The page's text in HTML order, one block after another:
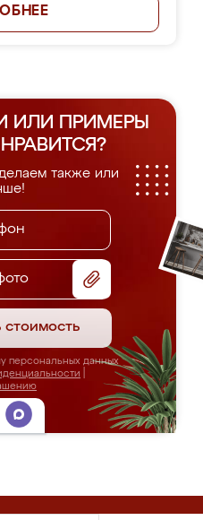
ИЛИ ПРИМЕРЫ
также или
стоимость
персональных данных